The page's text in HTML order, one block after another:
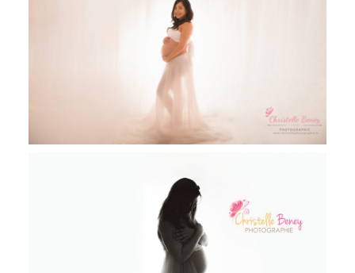
Anna & Mathieu, séance grossesse
studio Toulouse, Revel et Castres
Lucille, séance grossesse en studio,
Photographe grossesse Castres